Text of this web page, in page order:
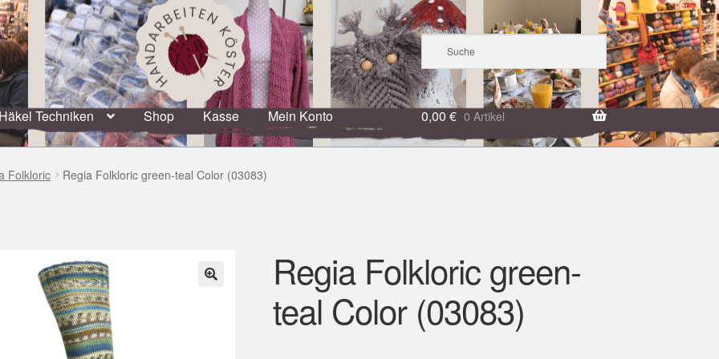
Häkel Techniken Shop Kasse Mein Konto 0,00 € 0 Artikel
Folkloric Regia Folkloric green-teal Color (03083)
Regia Folkloric green-
teal Color (03083)